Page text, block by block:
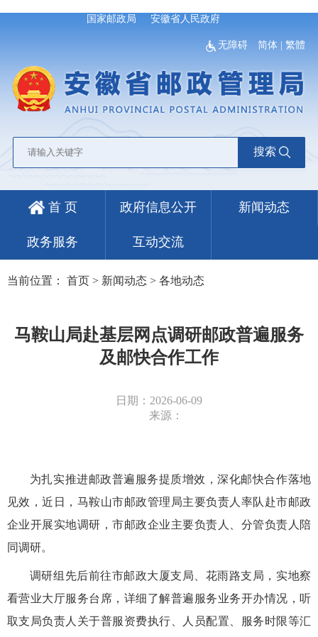
国家邮政局 安徽省人民政府
无障碍 简体 |繁體
搜索
首 页 政府信息公开 新闻动态
政务服务 互动交流
当前位置： 首页 > 新闻动态 > 各地动态
马鞍山局赴基层网点调研邮政普遍服务
及邮快合作工作
日期：2026-06-09
来源：
为扎实推进邮政普遍服务提质增效，深化邮快合作落地
见效，近日，马鞍山市邮政管理局主要负责人率队赴市邮政
企业开展实地调研，市邮政企业主要负责人、分管负责人陪
同调研。
调研组先后前往市邮政大厦支局、花雨路支局，实地察
看营业大厅服务台席，详细了解普遍服务业务开办情况，听
取支局负责人关于普服资费执行、人员配置、服务时限等汇